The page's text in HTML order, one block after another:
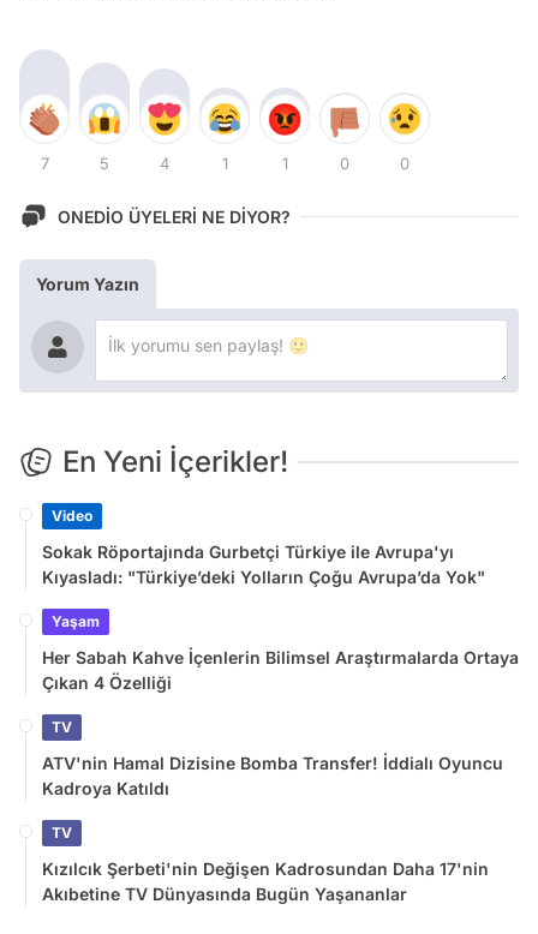
7 5 4 1 1 0 0
ONEDİO ÜYELERİ NE DİYOR?
Yorum Yazın
En Yeni İçerikler!
Video
Sokak Röportajında Gurbetçi Türkiye ile Avrupa'yı
Kıyasladı: "Türkiye’deki Yolların Çoğu Avrupa’da Yok"
Yaşam
Her Sabah Kahve İçenlerin Bilimsel Araştırmalarda Ortaya
Çıkan 4 Özelliği
TV
ATV'nin Hamal Dizisine Bomba Transfer! İddialı Oyuncu
Kadroya Katıldı
TV
Kızılcık Şerbeti'nin Değişen Kadrosundan Daha 17'nin
Akıbetine TV Dünyasında Bugün Yaşananlar